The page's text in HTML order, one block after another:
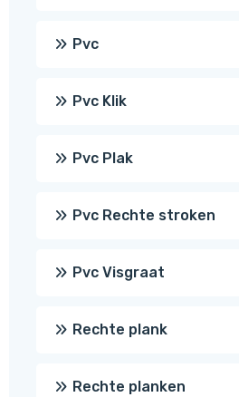
Pvc
Pvc Klik
Pvc Plak
Pvc Rechte stroken
Pvc Visgraat
Rechte plank
Rechte planken